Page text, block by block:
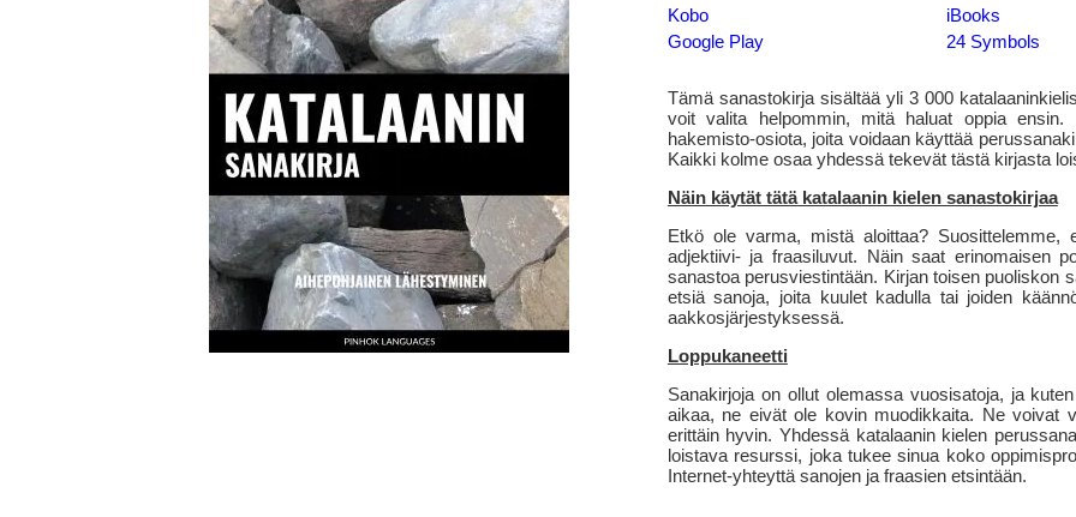
Kobo
iBooks
Google Play
24 Symbols
Tämä sanastokirja sisältää yli 3 000
voit valita helpommin, mitä haluat oppia
hakemisto-osiota, joita voidaan käyttää
Kaikki kolme osaa yhdessä tekevät tästä kirjasta
Näin käytät tätä katalaanin kielen sanastokirjaa
Etkö ole varma, mistä aloittaa?
adjektiivi- ja fraasiluvut. Näin saat erinomaisen
sanastoa perusviestintään. Kirjan toisen puoliskon
etsiä sanoja, joita kuulet kadulla tai joiden
aakkosjärjestyksessä.
Loppukaneetti
Sanakirjoja on ollut olemassa vuosisatoja, ja
aikaa, ne eivät ole kovin muodikkaita. Ne voivat
erittäin hyvin. Yhdessä katalaanin kielen
loistava resurssi, joka tukee sinua koko
Internet-yhteyttä sanojen ja fraasien etsintään.